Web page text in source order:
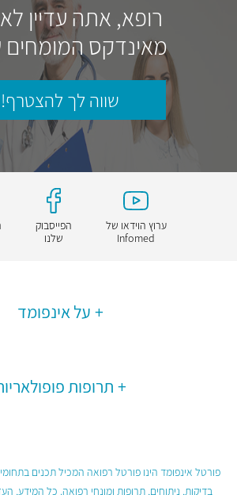
רופא, אתה עדיין
מאינדקס המומחים
שווה לך להצטרף!
ערוץ הוידאו של
Infomed
הפייסבוק
שלנו
על אינפומד
תרופות
פורטל אינפומד הינו פורטל רפואה המכיל תכנים
בדיקות, ניתוחים, תרופות ומונחי רפואה. כל המידע,